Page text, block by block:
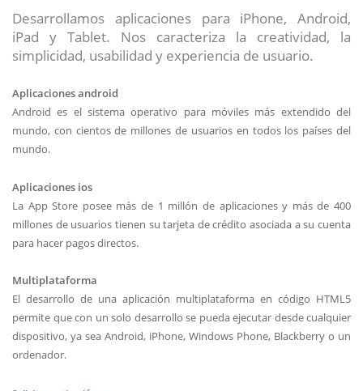
Desarrollamos aplicaciones para iPhone, Android,
iPad y Tablet. Nos caracteriza la creatividad, la
simplicidad, usabilidad y experiencia de usuario.
Aplicaciones android
Android es el sistema operativo para móviles más extendido del
mundo, con cientos de millones de usuarios en todos los países del
mundo.
Aplicaciones ios
La App Store posee más de 1 millón de aplicaciones y más de 400
millones de usuarios tienen su tarjeta de crédito asociada a su cuenta
para hacer pagos directos.
Multiplataforma
El desarrollo de una aplicación multiplataforma en código HTML5
permite que con un solo desarrollo se pueda ejecutar desde cualquier
dispositivo, ya sea Android, iPhone, Windows Phone, Blackberry o un
ordenador.